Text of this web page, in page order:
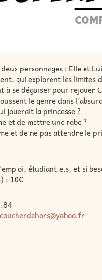
deux personnages : Elle et
qui explorent les limites
à se déguiser pour
le genre dans
jouerait la princesse ?
et de mettre une robe ?
et de ne pas attendre le
étudiant.e.s, et si
: 10€